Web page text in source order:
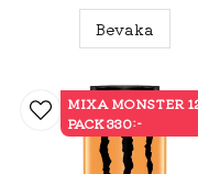
Bevaka
MIXA MONSTER
PACK 330:-